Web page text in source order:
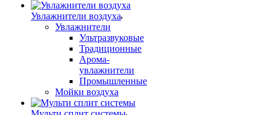
Увлажнители воздуха
Увлажнители
Ультразвуковые
Традиционные
Арома-
увлажнители
Промышленные
Мойки воздуха